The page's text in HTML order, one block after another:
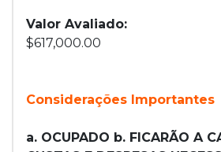
Valor Avaliado:
$617,000.00
Considerações Importantes
a. OCUPADO b. FICARÃO A